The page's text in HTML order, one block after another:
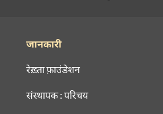
जानकारी
रेख़्ता फ़ाउंडेशन
संस्थापक : परिचय